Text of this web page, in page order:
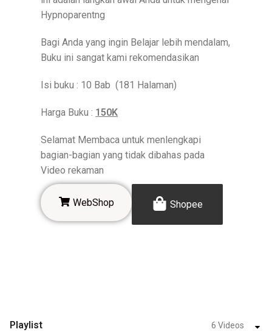
Hypnoparentng
Bagi Anda yang ingin Belajar lebih mendalam,
Buku ini sangat kami rekomendasikan
Isi buku : 10 Bab (181 Halaman)
Harga Buku : 150K
Selamat Membaca untuk menlengkapi
bagian-bagian yang tidak dibahas pada
Video rekaman
WebShop Shopee
Playlist 6 Videos